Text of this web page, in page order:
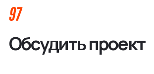
Дмитрий Хоружко
Обсудить проект